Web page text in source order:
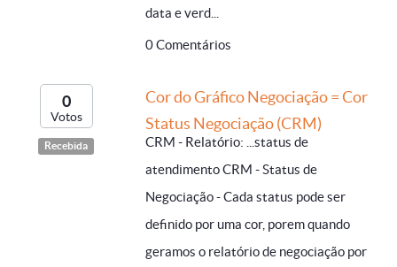
data e verd...
0 Comentários
0
Votos
Recebida
Cor do Gráfico Negociação = Cor
Status Negociação (CRM)
CRM - Relatório: ...status de
atendimento CRM - Status de
Negociação - Cada status pode ser
definido por uma cor, porem quando
geramos o relatório de negociação por